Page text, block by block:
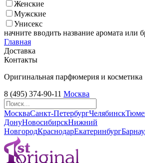
Женские
Мужские
Унисекс
начните вводить название аромата или
Главная
Доставка
Контакты
Оригинальная парфюмерия и косметика
8 (495) 374-90-11 Москва
МоскваСанкт-ПетербургЧелябинск
ДонуНовосибирскНижний
НовгородКраснодарЕкатеринбург